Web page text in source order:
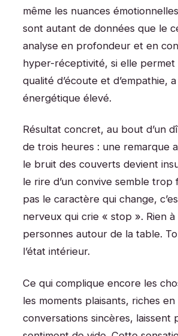
même les nuances
sont autant de données que le
analyse en profondeur et en
hyper-réceptivité, si elle permet
qualité d’écoute et d’empathie,
énergétique élevé.
Résultat concret, au bout d’un
de trois heures : une remarque
le bruit des couverts devient
le rire d’un convive semble trop
pas le caractère qui change,
nerveux qui crie « stop ». Rien à
personnes autour de la table.
l’état intérieur.
Ce qui complique encore les
les moments plaisants, riches
conversations sincères, laissent